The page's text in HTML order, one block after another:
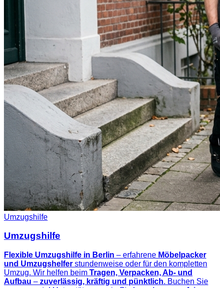
Umzugshilfe
Umzugshilfe
Flexible Umzugshilfe in Berlin – erfahrene Möbelpacker
und Umzugshelfer stundenweise oder für den kompletten
Umzug. Wir helfen beim Tragen, Verpacken, Ab- und
Aufbau – zuverlässig, kräftig und pünktlich. Buchen Sie